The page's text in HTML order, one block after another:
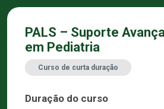
PALS – Suporte
em Pediatria
Curso de curta duração
Duração do curso